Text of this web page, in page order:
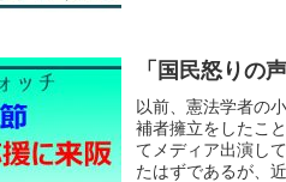
「国民怒りの
以前、憲法学者の
補者擁立をしたこ
てメディア出演し
たはずであるが、